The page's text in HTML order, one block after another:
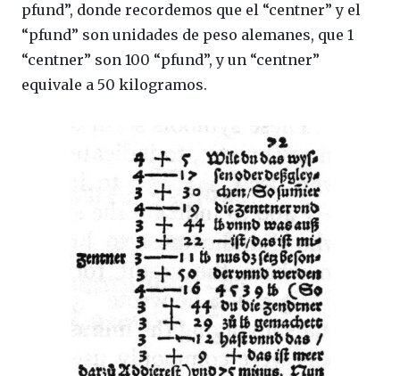
pfund”, donde recordemos que el “centner” y el
“pfund” son unidades de peso alemanes, que 1
“centner” son 100 “pfund”, y un “centner”
equivale a 50 kilogramos.